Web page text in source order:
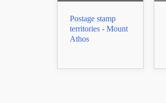
Postage stamp
territories - Mount
Athos